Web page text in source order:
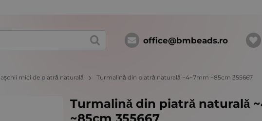
office@bmbeads.ro
așchii mici de piatră naturală Turmalină din piatră naturală ~4~7mm ~85cm 355667
Turmalină din piatră naturală
~85cm 355667